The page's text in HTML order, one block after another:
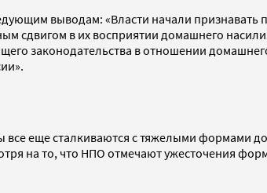
выводам: «Власти начали
сдвигом в их восприятии домашнего
законодательства в отношении
еще сталкиваются с тяжелыми формами
на то, что НПО отмечают ужесточения